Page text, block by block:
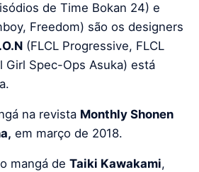
de Time Bokan 24) e
Freedom) são os designers
(FLCL Progressive, FLCL
Girl Spec-Ops Asuka) está
na revista Monthly Shonen
em março de 2018.
mangá de Taiki Kawakami,